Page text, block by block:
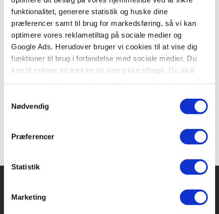
funktionalitet, generere statistik og huske dine
præferencer samt til brug for markedsføring, så vi kan
optimere vores reklametiltag på sociale medier og
Google Ads. Herudover bruger vi cookies til at vise dig
funktioner til brug i forbindelse med sociale medier. Du
kan til enhver tid trække dit samtykke tilbage. Du skal
tilbagetrækker et samtykke.
Nødvendig
Præferencer
Statistik
Marketing
Serie
Mesterlige Monsterbørn
Anders Berthelsen Rune Christensen
169,95 KR.